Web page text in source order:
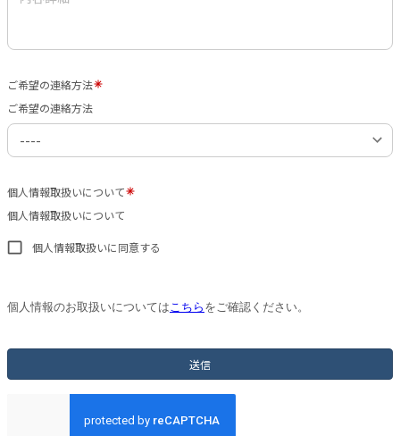
ご希望の連絡方法
ご希望の連絡方法
個人情報取扱いについて
個人情報取扱いについて
個人情報取扱いに同意する
個人情報のお取扱いについてはこちらをご確認ください。
送信